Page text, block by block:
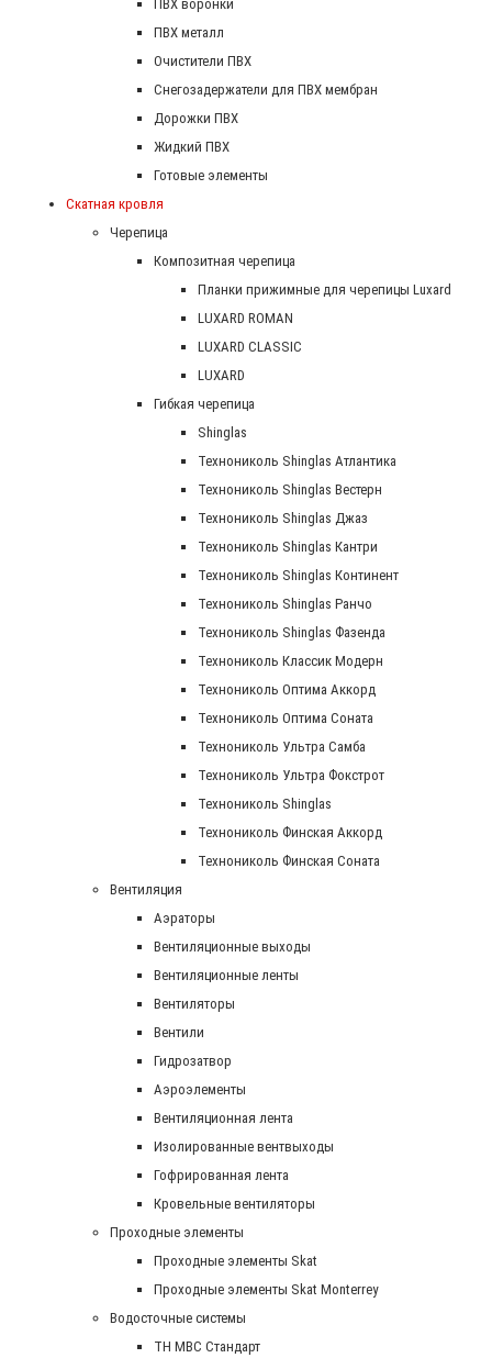
ПВХ воронки
ПВХ металл
Очистители ПВХ
Снегозадержатели для ПВХ мембран
Дорожки ПВХ
Жидкий ПВХ
Готовые элементы
Скатная кровля
Черепица
Композитная черепица
Планки прижимные для черепицы Luxard
LUXARD ROMAN
LUXARD CLASSIC
LUXARD
Гибкая черепица
Shinglas
Технониколь Shinglas Атлантика
Технониколь Shinglas Вестерн
Технониколь Shinglas Джаз
Технониколь Shinglas Кантри
Технониколь Shinglas Континент
Технониколь Shinglas Ранчо
Технониколь Shinglas Фазенда
Технониколь Классик Модерн
Технониколь Оптима Аккорд
Технониколь Оптима Соната
Технониколь Ультра Самба
Технониколь Ультра Фокстрот
Технониколь Shinglas
Технониколь Финская Аккорд
Технониколь Финская Соната
Вентиляция
Аэраторы
Вентиляционные выходы
Вентиляционные ленты
Вентиляторы
Вентили
Гидрозатвор
Аэроэлементы
Вентиляционная лента
Изолированные вентвыходы
Гофрированная лента
Кровельные вентиляторы
Проходные элементы
Проходные элементы Skat
Проходные элементы Skat Monterrey
Водосточные системы
TH MBC Стандарт